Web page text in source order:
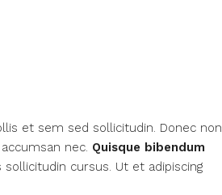
et sem sed sollicitudin. Donec non
nec. Quisque bibendum
cursus. Ut et adipiscing